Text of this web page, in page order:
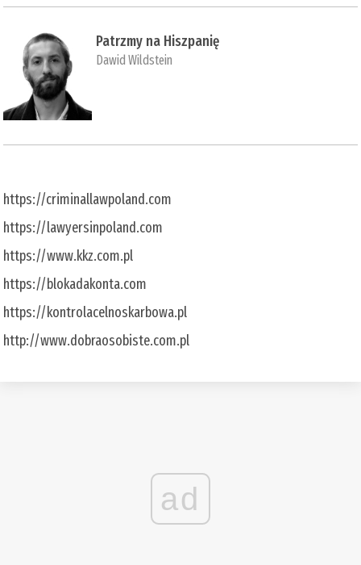
Patrzmy na Hiszpanię
Dawid Wildstein
https://criminallawpoland.com
https://lawyersinpoland.com
https://www.kkz.com.pl
https://blokadakonta.com
https://kontrolacelnoskarbowa.pl
http://www.dobraosobiste.com.pl
ad